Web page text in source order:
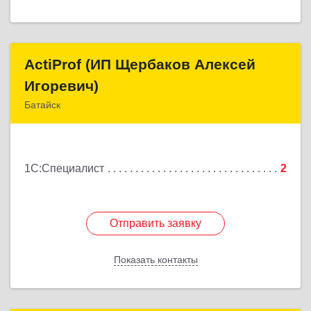
ActiProf (ИП Щербаков Алексей
Игоревич)
Батайск
1С:Специалист 2
Отправить заявку
Показать контакты
ActiProf (ИП Щербаков Алексей
Подробнее
Отправить заявку
Назад